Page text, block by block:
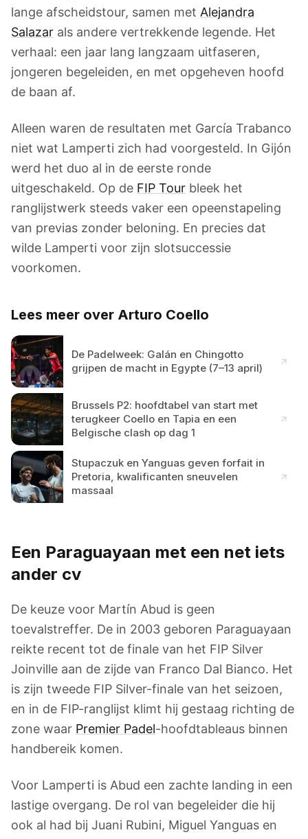
lange afscheidstour, samen met Alejandra
Salazar als andere vertrekkende legende. Het
verhaal: een jaar lang langzaam uitfaseren,
jongeren begeleiden, en met opgeheven hoofd
de baan af.
Alleen waren de resultaten met García Trabanco
niet wat Lamperti zich had voorgesteld. In Gijón
werd het duo al in de eerste ronde
uitgeschakeld. Op de FIP Tour bleek het
ranglijstwerk steeds vaker een opeenstapeling
van previas zonder beloning. En precies dat
wilde Lamperti voor zijn slotsuccessie
voorkomen.
Lees meer over Arturo Coello
De Padelweek: Galán en Chingotto
grijpen de macht in Egypte (7–13 april)
Brussels P2: hoofdtabel van start met
terugkeer Coello en Tapia en een
Belgische clash op dag 1
Stupaczuk en Yanguas geven forfait in
Pretoria, kwalificanten sneuvelen
massaal
Een Paraguayaan met een net iets
ander cv
De keuze voor Martín Abud is geen
toevalstreffer. De in 2003 geboren Paraguayaan
reikte recent tot de finale van het FIP Silver
Joinville aan de zijde van Franco Dal Bianco. Het
is zijn tweede FIP Silver-finale van het seizoen,
en in de FIP-ranglijst klimt hij gestaag richting de
zone waar Premier Padel-hoofdtableaus binnen
handbereik komen.
Voor Lamperti is Abud een zachte landing in een
lastige overgang. De rol van begeleider die hij
ook al had bij Juani Rubini, Miguel Yanguas en